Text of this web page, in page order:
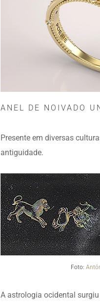
ANEL DE NOIVADO
Presente em diversas
antiguidade.
Foto:
A astrologia ocidental